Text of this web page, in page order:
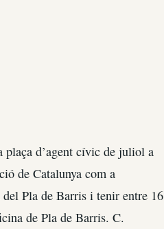
plaça d’agent cívic de juliol a
de Catalunya com a
del Pla de Barris i tenir entre 16
de Pla de Barris. C.